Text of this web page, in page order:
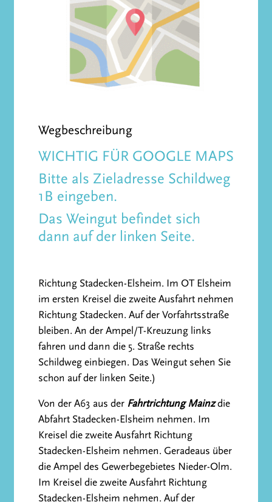
Wegbeschreibung
WICHTIG FÜR GOOGLE MAPS
Bitte als Zieladresse Schildweg
1B eingeben.
Das Weingut befindet sich
dann auf der linken Seite.
Richtung Stadecken-Elsheim. Im OT Elsheim
im ersten Kreisel die zweite Ausfahrt nehmen
Richtung Stadecken. Auf der Vorfahrtsstraße
bleiben. An der Ampel/T-Kreuzung links
fahren und dann die 5. Straße rechts
Schildweg einbiegen. Das Weingut sehen Sie
schon auf der linken Seite.)
Von der A63 aus der Fahrtrichtung Mainzdie
Abfahrt Stadecken-Elsheim nehmen. Im
Kreisel die zweite Ausfahrt Richtung
Stadecken-Elsheim nehmen. Geradeaus über
die Ampel des Gewerbegebietes Nieder-Olm.
Im Kreisel die zweite Ausfahrt Richtung
Stadecken-Elsheim nehmen. Auf der